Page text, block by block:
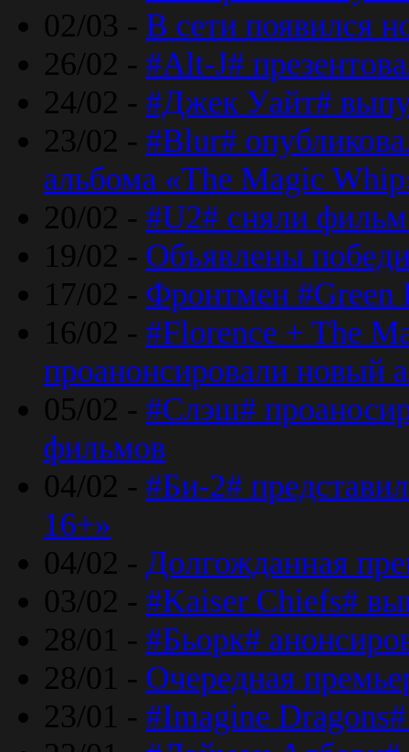
02/03 - В сети появился
26/02 - #Alt-J#
24/02 - #Джек Уайт#
23/02 - #Blur#
альбома «The Magic
20/02 - #U2# сняли
19/02 - Объявлены
17/02 - Фронтмен #Green
16/02 - #Florence + The
проанонсировали новый
05/02 - #Слэш#
фильмов
04/02 - #Би-2#
16+»
04/02 - Долгожданная
03/02 - #Kaiser Chiefs#
28/01 - #Бьорк#
28/01 - Очередная
23/01 - #Imagine